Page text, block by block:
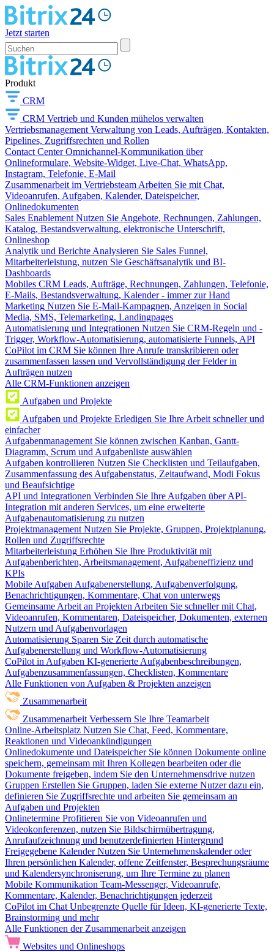
Jetzt starten
Produkt
CRM
CRM Vertrieb und Kunden mühelos verwalten
Vertriebsmanagement Verwaltung von Leads, Aufträgen, Kontakten,
Pipelines, Zugriffsrechten und Rollen
Contact Center Omnichannel-Kommunikation über
Onlineformulare, Website-Widget, Live-Chat, WhatsApp,
Instagram, Telefonie, E-Mail
Zusammenarbeit im Vertriebsteam Arbeiten Sie mit Chat,
Videoanrufen, Aufgaben, Kalender, Dateispeicher,
Onlinedokumenten
Sales Enablement Nutzen Sie Angebote, Rechnungen, Zahlungen,
Katalog, Bestandsverwaltung, elektronische Unterschrift,
Onlineshop
Analytik und Berichte Analysieren Sie Sales Funnel,
Mitarbeiterleistung, nutzen Sie Geschäftsanalytik und BI-
Dashboards
Mobiles CRM Leads, Aufträge, Rechnungen, Zahlungen, Telefonie,
E-Mails, Bestandsverwaltung, Kalender - immer zur Hand
Marketing Nutzen Sie E-Mail-Kampagnen, Anzeigen in Social
Media, SMS, Telemarketing, Landingpages
Automatisierung und Integrationen Nutzen Sie CRM-Regeln und -
Trigger, Workflow-Automatisierung, automatisierte Funnels, API
CoPilot im CRM Sie können Ihre Anrufe transkribieren oder
zusammenfassen lassen und Vervollständigung der Felder in
Aufträgen nutzen
Alle CRM-Funktionen anzeigen
Aufgaben und Projekte
Aufgaben und Projekte Erledigen Sie Ihre Arbeit schneller und
einfacher
Aufgabenmanagement Sie können zwischen Kanban, Gantt-
Diagramm, Scrum und Aufgabenliste auswählen
Aufgaben kontrollieren Nutzen Sie Checklisten und Teilaufgaben,
Zusammenfassung des Aufgabenstatus, Zeitaufwand, Modi Fokus
und Beaufsichtige
API und Integrationen Verbinden Sie Ihre Aufgaben über API-
Integration mit anderen Services, um eine erweiterte
Aufgabenautomatisierung zu nutzen
Projektmanagement Nutzen Sie Projekte, Gruppen, Projektplanung,
Rollen und Zugriffsrechte
Mitarbeiterleistung Erhöhen Sie Ihre Produktivität mit
Aufgabenberichten, Arbeitsmanagement, Aufgabeneffizienz und
KPIs
Mobile Aufgaben Aufgabenerstellung, Aufgabenverfolgung,
Benachrichtigungen, Kommentare, Chat von unterwegs
Gemeinsame Arbeit an Projekten Arbeiten Sie schneller mit Chat,
Videoanrufen, Kommentaren, Dateispeicher, Dokumenten, externen
Nutzern und Aufgabenvorlagen
Automatisierung Sparen Sie Zeit durch automatische
Aufgabenerstellung und Workflow-Automatisierung
CoPilot in Aufgaben KI-generierte Aufgabenbeschreibungen,
Aufgabenzusammenfassungen, Checklisten, Kommentare
Alle Funktionen von Aufgaben & Projekten anzeigen
Zusammenarbeit
Zusammenarbeit Verbessern Sie Ihre Teamarbeit
Online-Arbeitsplatz Nutzen Sie Chat, Feed, Kommentare,
Reaktionen und Videoankündigungen
Onlinedokumente und Dateispeicher Sie können Dokumente online
speichern, gemeinsam mit Ihren Kollegen bearbeiten oder die
Dokumente freigeben, indem Sie den Unternehmensdrive nutzen
Gruppen Erstellen Sie Gruppen, laden Sie externe Nutzer dazu ein,
definieren Sie Zugriffsrechte und arbeiten Sie gemeinsam an
Aufgaben und Projekten
Onlinetermine Profitieren Sie von Videoanrufen und
Videokonferenzen, nutzen Sie Bildschirmübertragung,
Anrufaufzeichnung und benutzerdefinierten Hintergrund
Freigegebene Kalender Nutzen Sie Unternehmenskalender oder
Ihren persönlichen Kalender, offene Zeitfenster, Besprechungsräume
und Kalendersynchroniserung, um Ihre Termine zu planen
Mobile Kommunikation Team-Messenger, Videoanrufe,
Kommentare, Kalender, Benachrichtigungen jederzeit
CoPilot im Chat Unbegrenzte Quelle für Ideen, KI-generierte Texte,
Brainstorming und mehr
Alle Funktionen der Zusammenarbeit anzeigen
Websites und Onlineshops